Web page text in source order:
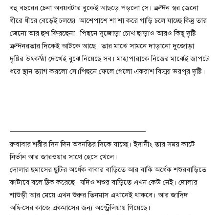
বহু বছরের চেনা অবয়বটার বুকেই আছড়ে পড়লো সে। ক্রন্দন স্বর জেনো
ধীরে ধীরে বেড়েই চলছে৷ আশেপাশে শা শা করে গাড়ি চলে যাচ্ছে কিন্তু তার
জেনো আর হুশ ফিরছেনা। পিছনে দুজোড়া চোখ ছাড়াও আরও কিছু দৃষ্টি
ক্রন্দনরতার দিকেই আটকে আছে। তার মাঝে সামনে দাড়ানো দুজোড়া
দৃষ্টির উৎকন্ঠা দেখেই বুঝে নিয়েছে সব। মাহাপারাকে নিজের মাঝেই জাপটে
ধরে স্থান ত্যাগ করলো সে।পিছনে ফেলে গেলো একরাশ বিস্ময় ভরপুর দৃষ্টি।
——————————————————–
রুবাবার শরীর দিন দিন অবনতির দিকে যাচ্ছে। ইদানীং তার সময় কাটে
নির্ভান আর জারওয়ার সাথে হেসে খেলে।
দোলার ছমাসের ছুটির অর্ধেক বাবার বাড়িতে আর বাকি অর্ধেক শশুরবাড়িতে
কাটাবে বলে ঠিক করেছে। যদিও শশুর বাড়িতে এখন কেউ নেই। দোলার
শাশুড়ী আর মেয়ে এখন শুরুর তিনমাস এখানেই থাকবে। আর জাদিদ
অফিসের কাজে একমাসের জন্য অস্ট্রেলিয়ায় গিয়েছে।